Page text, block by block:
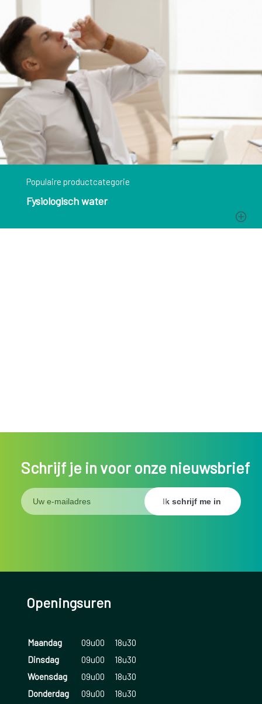
Populaire productcategorie
Fysiologisch water
Schrijf je in voor onze nieuwsbrief
Openingsuren
Maandag 09u00
18u30
Dinsdag
09u00
18u30
Woensdag
09u00
18u30
Donderdag
09u00
18u30